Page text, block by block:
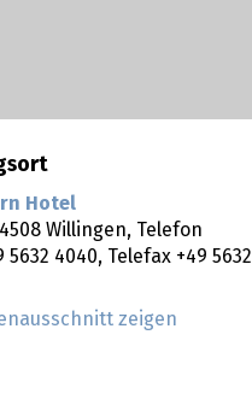
Hotel
Willingen, Telefon
4040, Telefax +49 5632
zeigen